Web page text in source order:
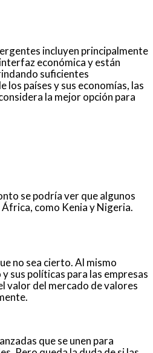
incluyen principalmente
económica y están
suficientes
países y sus economías, las
la mejor opción para
se podría verque algunos
como Kenia y Nigeria.
no sea cierto. Al mismo
sus políticas para las empresas
valor del mercado de valores
que se unen para